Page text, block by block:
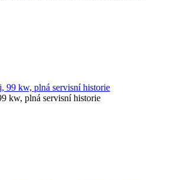
kw, plná servisní historie